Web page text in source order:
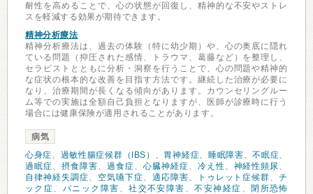
耐性を高めることで、心の状態が回復し、精神的な不安やストレ
スを軽減する効果が期待できます。
精神分析療法
精神分析療法は、過去の体験（特に幼少期）や、心の奥底に隠れ
ている問題（抑圧された感情、トラウマ、葛藤など）を整理し、
セラピストとともに分析・洞察を行うことで、心の問題や精神的
な症状の根本的な改善を目指す方法です。継続した治療が必要に
なり、治療期間が長くなる傾向があります。カウンセリングルー
ム等での実施は全額自己負担となりますが、医師が診療時に行う
場合には健康保険が適用されることがあります。
病気
心身症、 過敏性腸症候群（IBS） 、 胃神経症、 睡眠障害、不眠症、
過眠症、 摂食障害、 過食症、 心臓神経症、 冷え性、 神経性頻尿、
自律神経失調症、 空気嚥下症、 適応障害、 トゥレット症候群、チ
ック症、 パニック障害 、社交不安障害 、不安神経症 、 閉所恐怖